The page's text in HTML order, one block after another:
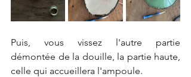
Puis, vous vissez l'autre partie
démontée de la douille, la partie haute,
celle qui accueillera l'ampoule.